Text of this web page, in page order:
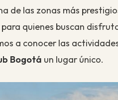
de las zonas más
quienes buscan
a conocer las
Bogotá un lugar único.